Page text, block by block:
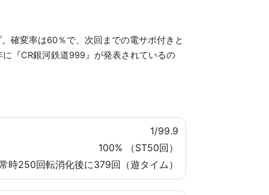
確変率は60％で、次回までの電サポ付きと
『CR銀河鉄道999』が発表されているの
1/99.9
100% （ST50回）
時250回転消化後に379回（遊タイム）